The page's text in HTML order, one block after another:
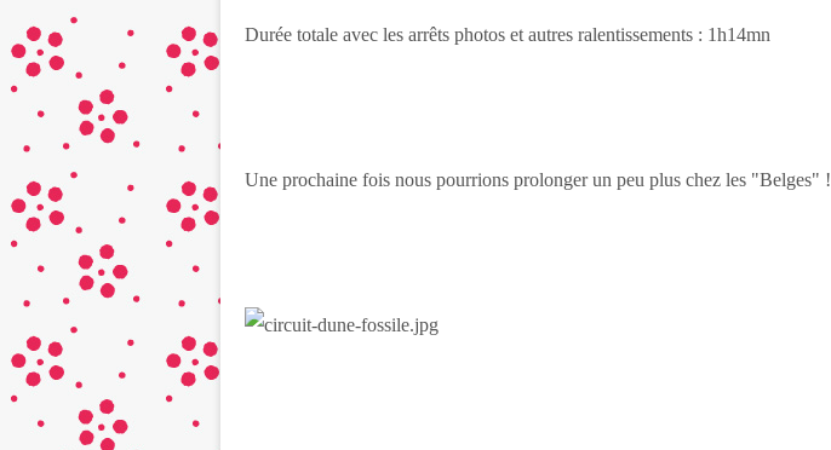
Durée totale avec les arrêts photos et autres ralentissements : 1h14mn
Une prochaine fois nous pourrions prolonger un peu plus chez les "Belges" !